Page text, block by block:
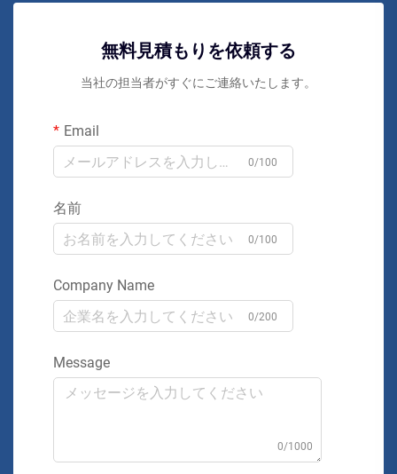
無料見積もりを依頼する
当社の担当者がすぐにご連絡いたします。
Email
0/100
名前
0/100
Company Name
0/200
Message
0/1000